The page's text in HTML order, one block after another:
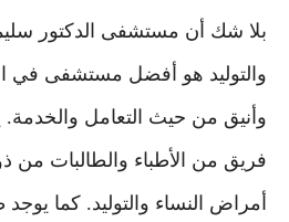
بلا شك أن مستشفى الدكتور
والتوليد هو أفضل مستشفى في
وأنيق من حيث التعامل
فريق من الأطباء والطالبات من
أمراض النساء والتوليد. كما